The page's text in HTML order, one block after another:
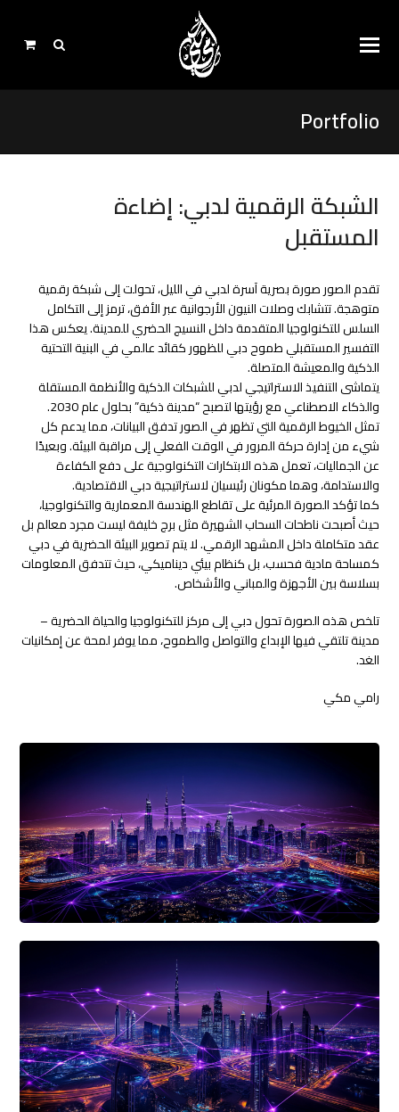
Portfolio
الشبكة الرقمية لدبي: إضاءة
المستقبل
تقدم الصور صورة بصرية آسرة لدبي في الليل، تحولت إلى شبكة رقمية
متوهجة. تتشابك وصلات النيون الأرجوانية عبر الأفق، ترمز إلى التكامل
السلس للتكنولوجيا المتقدمة داخل النسيج الحضري للمدينة. يعكس هذا
التفسير المستقبلي طموح دبي للظهور كقائد عالمي في البنية التحتية
الذكية والمعيشة المتصلة.
يتماشى التنفيذ الاستراتيجي لدبي للشبكات الذكية والأنظمة المستقلة
والذكاء الاصطناعي مع رؤيتها لتصبح “مدينة ذكية” بحلول عام 2030.
تمثل الخيوط الرقمية التي تظهر في الصور تدفق البيانات، مما يدعم كل
شيء من إدارة حركة المرور في الوقت الفعلي إلى مراقبة البيئة. وبعيدًا
عن الجماليات، تعمل هذه الابتكارات التكنولوجية على دفع الكفاءة
والاستدامة، وهما مكونان رئيسيان لاستراتيجية دبي الاقتصادية.
كما تؤكد الصورة المرئية على تقاطع الهندسة المعمارية والتكنولوجيا،
حيث أصبحت ناطحات السحاب الشهيرة مثل برج خليفة ليست مجرد معالم بل
عقد متكاملة داخل المشهد الرقمي. لا يتم تصوير البيئة الحضرية في دبي
كمساحة مادية فحسب، بل كنظام بيئي ديناميكي، حيث تتدفق المعلومات
بسلاسة بين الأجهزة والمباني والأشخاص.
تلخص هذه الصورة تحول دبي إلى مركز للتكنولوجيا والحياة الحضرية –
مدينة تلتقي فيها الإبداع والتواصل والطموح، مما يوفر لمحة عن إمكانيات
الغد.
رامي مكي